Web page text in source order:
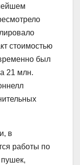
стоимостью
был
21 млн.
в
работы по